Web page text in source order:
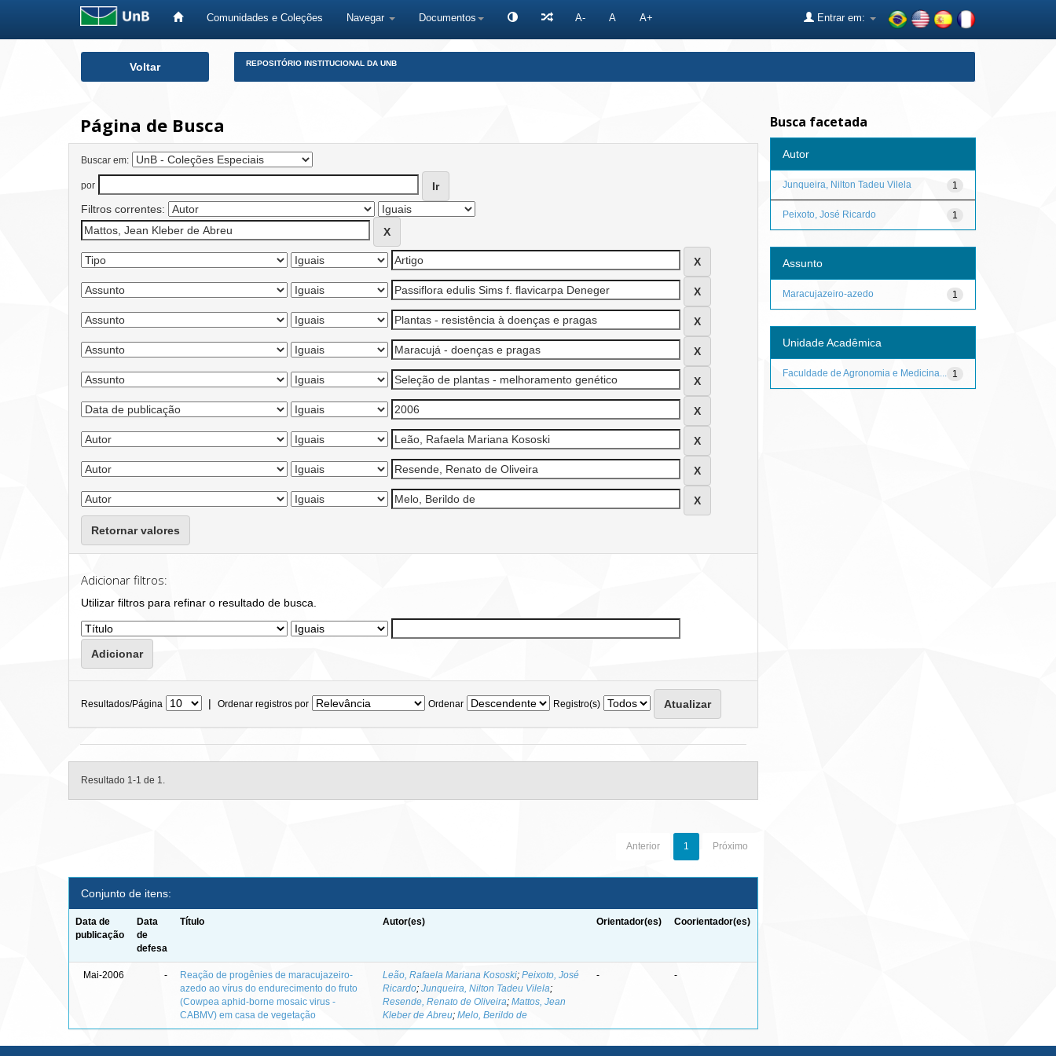
Comunidades e Coleções Navegar Documentos A- A A+ Entrar em:
Voltar REPOSITÓRIO INSTITUCIONAL DA UNB
Página de Busca
Buscar em:
por
Filtros correntes:
Retornar valores
Adicionar filtros:
Utilizar filtros para refinar o resultado de busca.
Resultados/Página | Ordenar registros por Ordenar Registro(s)
Resultado 1-1 de 1.
Anterior 1 Próximo
Conjunto de itens:
Data de
publicação
Data
de
defesa
Título Autor(es) Orientador(es) Coorientador(es)
Mai-2006 -
Reação de progênies de maracujazeiro-
azedo ao vírus do endurecimento do fruto
(Cowpea aphid-borne mosaic virus -
CABMV) em casa de vegetação
Leão, Rafaela Mariana Kososki;Peixoto, José
Ricardo;Junqueira, Nilton Tadeu Vilela;
Resende, Renato de Oliveira;Mattos, Jean
Kleber de Abreu;Melo, Berildo de
- -
Busca facetada
Autor
1
Junqueira, Nilton Tadeu Vilela
1
Peixoto, José Ricardo
Assunto
1
Maracujazeiro-azedo
Unidade Acadêmica
1
Faculdade de Agronomia e Medicina...